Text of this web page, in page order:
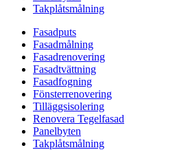
Takplåtsmålning
Fasadputs
Fasadmålning
Fasadrenovering
Fasadtvättning
Fasadfogning
Fönsterrenovering
Tilläggsisolering
Renovera Tegelfasad
Panelbyten
Takplåtsmålning